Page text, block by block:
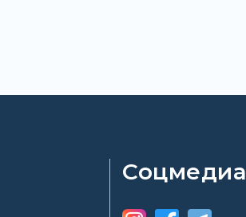
Соцмедиа